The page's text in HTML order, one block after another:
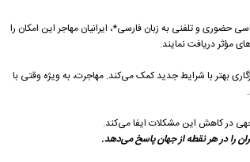
حضوری و تلفنی به زبان فارسی*، ایرانیان مهاجر این امکان را
مؤثر دریافت نمایند.
بهتر با شرایط جدید کمک می‌کند. مهاجرت، به ویژه وقتی با
در کاهش این مشکلات ایفا می‌کند.
را در هر نقطه از جهان پاسخ می‌دهد.